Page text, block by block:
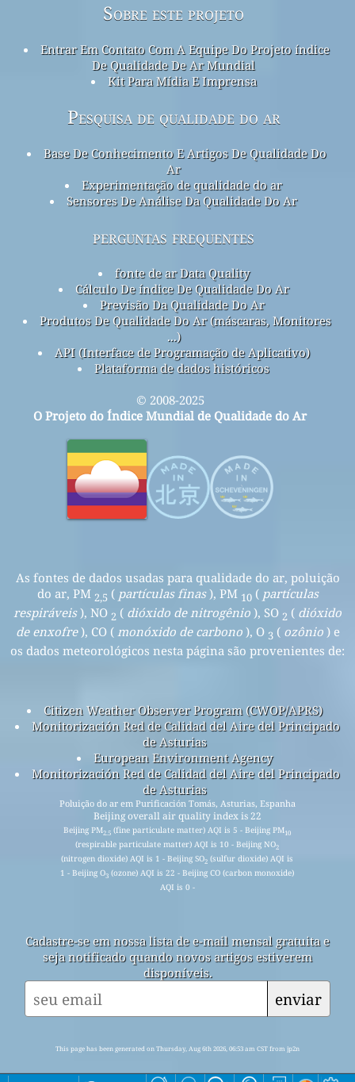
Sobre este projeto
Entrar Em Contato Com A Equipe Do Projeto índice
De Qualidade De Ar Mundial
Kit Para Mídia E Imprensa
Pesquisa de qualidade do ar
Base De Conhecimento E Artigos De Qualidade Do
Ar
Experimentação de qualidade do ar
Sensores De Análise Da Qualidade Do Ar
perguntas frequentes
fonte de ar Data Quality
Cálculo De índice De Qualidade Do Ar
Previsão Da Qualidade Do Ar
Produtos De Qualidade Do Ar (máscaras, Monitores
...)
API (Interface de Programação de Aplicativo)
Plataforma de dados históricos
© 2008-2025
O Projeto do Índice Mundial de Qualidade do Ar
As fontes de dados usadas para qualidade do ar, poluição
do ar, PM 2,5 ( partículas finas), PM 10( partículas
respiráveis), NO 2 ( dióxido de nitrogênio ), SO 2 ( dióxido
de enxofre), CO ( monóxido de carbono), O 3 ( ozônio) e
os dados meteorológicos nesta página são provenientes de:
Citizen Weather Observer Program (CWOP/APRS)
Monitorización Red de Calidad del Aire del Principado
de Asturias
European Environment Agency
Monitorización Red de Calidad del Aire del Principado
de Asturias
Poluição do ar em Purificación Tomás, Asturias, Espanha
Beijing overall air quality index is 22
Beijing PM2.5 (fine particulate matter) AQI is 5 - Beijing PM10
(respirable particulate matter) AQI is 10 - Beijing NO2
(nitrogen dioxide) AQI is 1 - Beijing SO2 (sulfur dioxide) AQI is
1 - Beijing O3 (ozone) AQI is 22 - Beijing CO (carbon monoxide)
AQI is 0 -
Cadastre-se em nossa lista de e-mail mensal gratuita e
seja notificado quando novos artigos estiverem
disponíveis.
enviar
This page has been generated on Thursday, Aug 6th 2026, 06:53 am CST from jp2n